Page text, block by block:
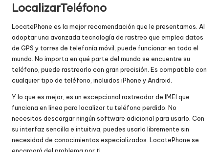
LocalizarTeléfono
LocatePhone es la mejor recomendación que le presentamos. Al
adoptar una avanzada tecnología de rastreo que emplea datos
de GPS y torres de telefonía móvil, puede funcionar en todo el
mundo. No importa en qué parte del mundo se encuentre su
teléfono, puede rastrearlo con gran precisión. Es compatible con
cualquier tipo de teléfono, incluidos iPhone y Android.
Y lo que es mejor, es un excepcional rastreador de IMEI que
funciona en línea para localizar tu teléfono perdido. No
necesitas descargar ningún software adicional para usarlo. Con
su interfaz sencilla e intuitiva, puedes usarlo libremente sin
necesidad de conocimientos especializados. LocatePhone se